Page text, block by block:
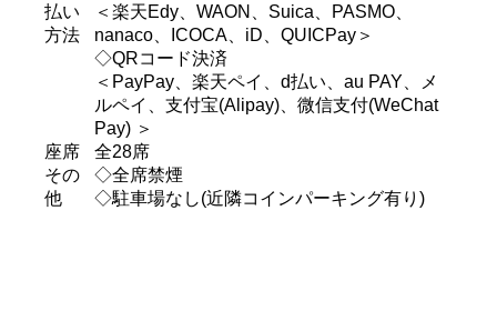
払い
方法
＜楽天Edy、WAON、Suica、PASMO、
nanaco、ICOCA、iD、QUICPay＞
◇QRコード決済
＜PayPay、楽天ペイ、d払い、au PAY、メ
ルペイ、支付宝(Alipay)、微信支付(WeChat
Pay) ＞
座席
全28席
その
他
◇全席禁煙
◇駐車場なし(近隣コインパーキング有り)